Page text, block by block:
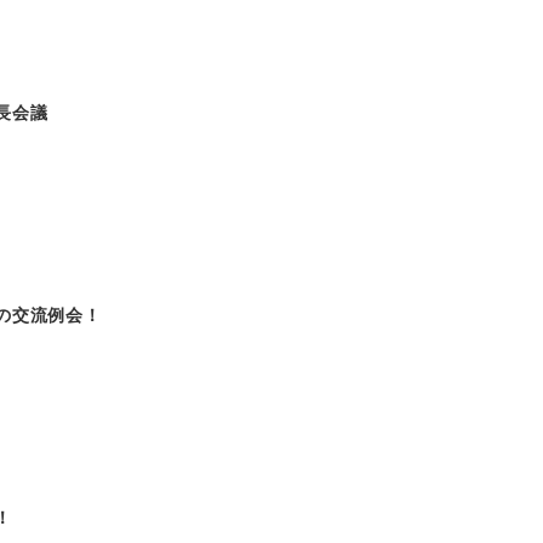
会議
交流例会！